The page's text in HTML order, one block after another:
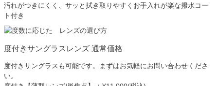
汚れがつきにくく、サッと拭き取りやすくお手入れが楽な撥水コー
ト付き
度付きサングラスレンズ 通常価格
度付きサングラスも可能です。まずはお気軽にお問い合わせくださ
い。